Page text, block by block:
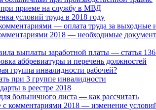
при приеме на службу в МВД
условий труда в 2018 году
— оплата труда за выходные
2018 — необходимые
выплаты заработной платы — статья
аббревиатуры и перечень должностей
группа инвалидности рабочей?
при 3 группе инвалидности
в реестре 2018
больничного листа — как рассчитать
комментариями 2018 — изменение условий